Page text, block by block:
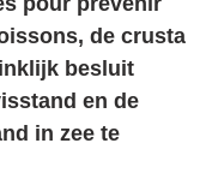
de
besluit
en de
in zee te